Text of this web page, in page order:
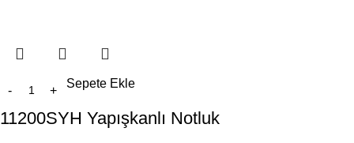
Sepete Ekle
11200SYH Yapışkanlı Notluk